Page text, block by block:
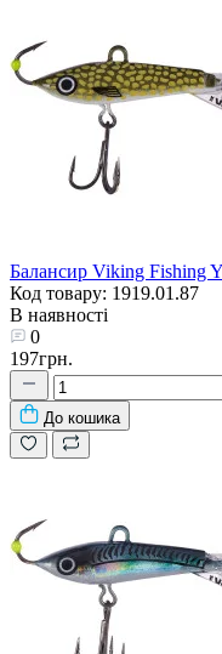
Балансир Viking Fishing
Код товару: 1919.01.87
В наявності
0
197грн.
До кошика